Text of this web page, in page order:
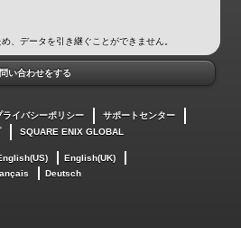
、データを引き継ぐことができません。
問い合わせをする
ライバシーポリシー
サポートセンター
SQUARE ENIX GLOBAL
English(UK)
Deutsch